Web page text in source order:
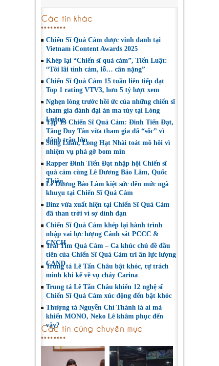
Các tin khác
Chiến Sĩ Quả Cảm được vinh danh tại
Vietnam iContent Awards 2025
Khép lại “Chiến sĩ quả cảm”, Tiến Luật:
“Tôi lãi tình cảm, lỗ… cân nặng”
Chiến Sĩ Quả Cảm 15 tuần liên tiếp đạt
Top 1 rating VTV3, hơn 5 tỷ lượt xem
Nghẹn lòng trước hồi ức của những chiến sĩ
tham gia đánh đại án ma túy tại Lóng
Luông
Tập 13 Chiến Sĩ Quả Cảm: Đinh Tiến Đạt,
Tăng Duy Tân vừa tham gia đã “sốc” vì
đánh trận lớn
Song Luân, Long Hạt Nhài toát mồ hôi vì
nhiệm vụ phá gỡ bom mìn
Rapper Đinh Tiến Đạt nhập hội Chiến sĩ
quả cảm cùng Lê Dương Bảo Lâm, Quốc
Thiên
Lê Dương Bảo Lâm kiệt sức đến mức ngã
khuỵu tại Chiến Sĩ Quả Cảm
Binz vừa xuất hiện tại Chiến Sĩ Quả Cảm
đã than trời vì sợ dính đạn
Chiến Sĩ Quả Cảm khép lại hành trình
nhập vai lực lượng Cảnh sát PCCC &
CNCH
Trái Tim Quả Cảm – Ca khúc chủ đề đầu
tiên của Chiến Sĩ Quả Cảm tri ân lực lượng
CAND
Trung tá Lê Tấn Châu bật khóc, tự trách
mình khi kể về vụ cháy Carina
Trung tá Lê Tấn Châu khiến 12 nghệ sĩ
Chiến Sĩ Quả Cảm xúc động đến bật khóc
Thượng tá Nguyễn Chí Thành là ai mà
khiến MONO, Neko Lê khâm phục đến
vậy?
Các tin cùng chuyên mục